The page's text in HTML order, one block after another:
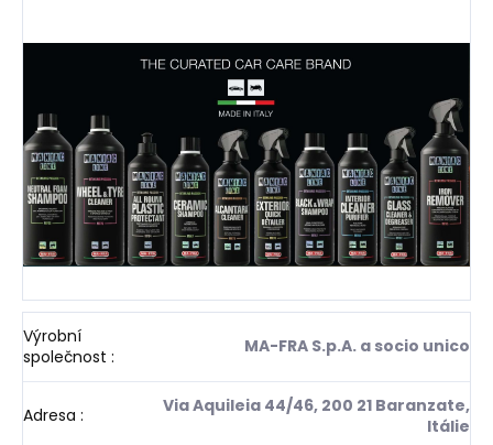
Výrobní
společnost : MA-FRA S.p.A. a socio unico
Adresa :
Via Aquileia 44/46, 200 21 Baranzate,
Itálie